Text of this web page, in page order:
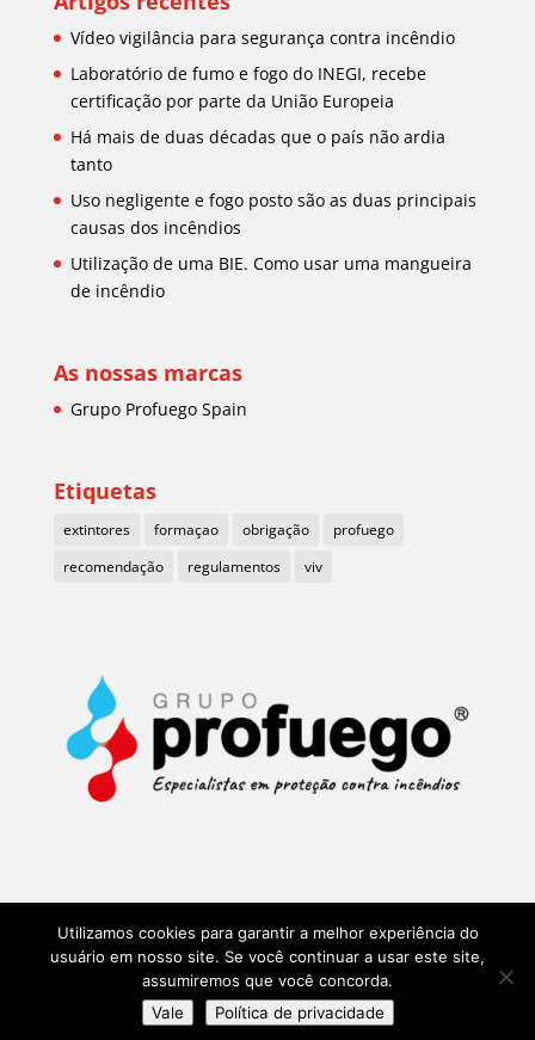
Vídeo vigilância para segurança contra incêndio
Laboratório de fumo e fogo do INEGI, recebe
certificação por parte da União Europeia
Há mais de duas décadas que o país não ardia
tanto
Uso negligente e fogo posto são as duas principais
causas dos incêndios
Utilização de uma BIE. Como usar uma mangueira
de incêndio
As nossas marcas
Grupo Profuego Spain
Etiquetas
extintores formaçao obrigação
profuego
recomendação
regulamentos viv
Más de 35 años Grupo Profuego y BMVIV en Portugal
©1985-2021 Aviso legal e Política de Privacidade
Utilizamos cookies para garantir a melhor experiência do
usuário em nosso site. Se você continuar a usar este site,
assumiremos que você concorda.
Vale
Política de privacidade